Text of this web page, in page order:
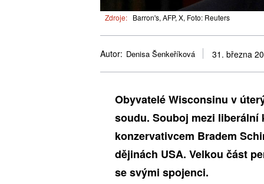
Zdroje: Barron's, AFP, X, Foto: Reuters
Autor: Denisa Šenkeříková 31. března
Obyvatelé Wisconsinu v
soudu. Souboj mezi liberální
konzervativcem Bradem
dějinách USA. Velkou část
se svými spojenci.